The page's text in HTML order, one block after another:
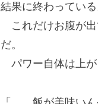
結果に終わっている
これだけお腹が出
だ。
パワー自体は上が